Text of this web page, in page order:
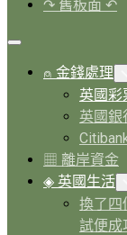
↷ 舊板面 ↶
Expand
Current
Page
Parent
⍝ 金錢處理
Current
Page:
英國彩
英國銀
▦ 離岸資金
Current
Page
Parent
◈ 英國生活
換了四
試便成